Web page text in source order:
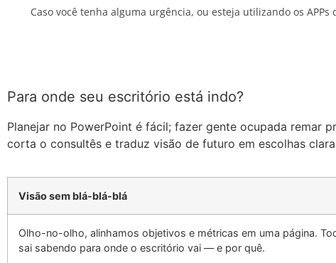
Caso você tenha alguma urgência, ou esteja utilizando os
Para onde seu escritório está indo?
Planejar no PowerPoint é fácil; fazer gente ocupada remar
corta o consultês e traduz visão de futuro em escolhas
Visão sem blá-blá-blá
Olho-no-olho, alinhamos objetivos e métricas em uma página.
sai sabendo para onde o escritório vai — e por quê.